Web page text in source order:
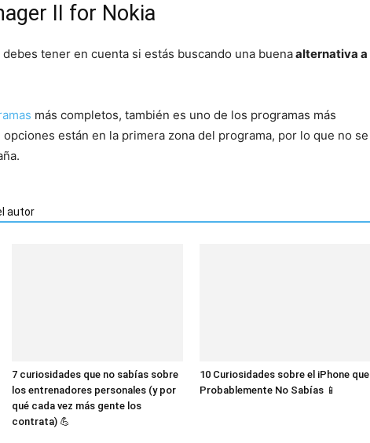
II for Nokia
tener en cuenta si estás buscando una buenaalternativa a
más completos, también es uno de los programas más
están en la primera zona del programa, por lo que no se
autor
7 curiosidades que no sabías sobre
los entrenadores personales (y por
qué cada vez más gente los
contrata) 💪
10 Curiosidades sobre el iPhone que
Probablemente No Sabías 📱